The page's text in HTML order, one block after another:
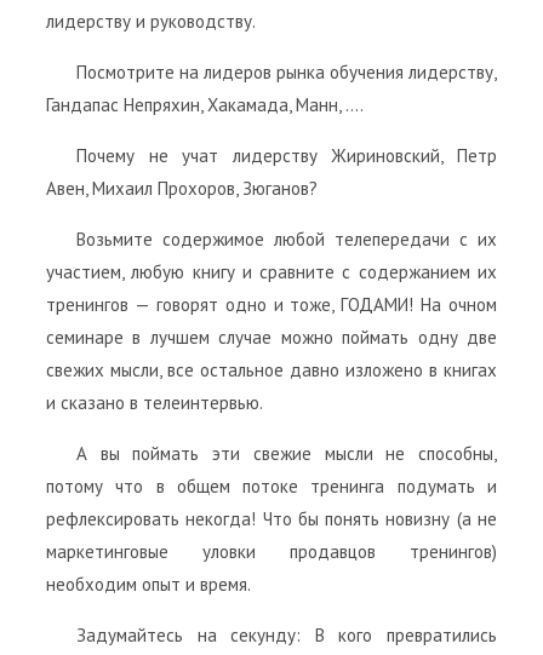
лидерству и руководству.
Посмотрите на лидеров рынка обучения лидерству,
Гандапас Непряхин, Хакамада, Манн, ….
Почему не учат лидерству Жириновский, Петр
Авен, Михаил Прохоров, Зюганов?
Возьмите содержимое любой телепередачи с их
участием, любую книгу и сравните с содержанием их
тренингов — говорят одно и тоже, ГОДАМИ! На очном
семинаре в лучшем случае можно поймать одну две
свежих мысли, все остальное давно изложено в книгах
и сказано в телеинтервью.
А вы поймать эти свежие мысли не способны,
потому что в общем потоке тренинга подумать и
рефлексировать некогда! Что бы понять новизну (а не
маркетинговые уловки продавцов тренингов)
необходим опыт и время.
Задумайтесь на секунду: В кого превратились